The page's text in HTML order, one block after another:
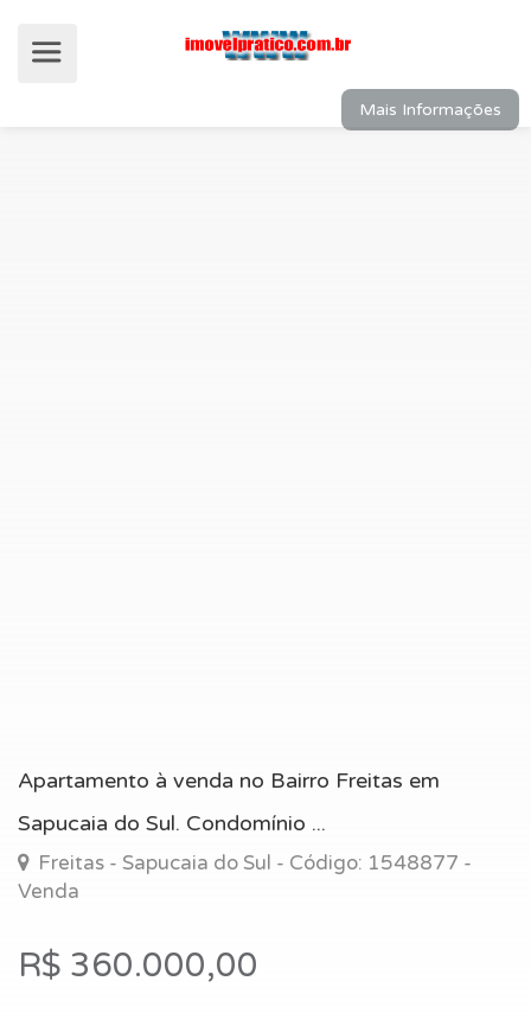
Apartamento à venda no Bairro Freitas em
Sapucaia do Sul. Condomínio ...
Freitas - Sapucaia do Sul - Código: 1548877 -
Venda
R$ 360.000,00
Mais Informações